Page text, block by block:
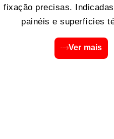
fixação precisas.
painéis e superfícies
Ver mais